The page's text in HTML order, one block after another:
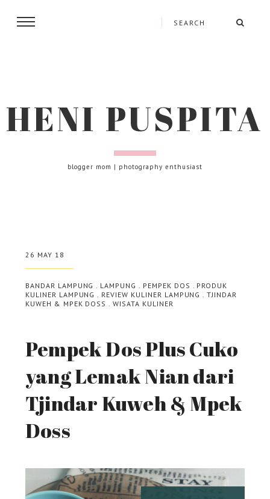
HENI PUSPITA
blogger mom | photography enthusiast
26 MAY 18
BANDAR LAMPUNG . LAMPUNG . PEMPEK DOS . PRODUK
KULINER LAMPUNG . REVIEW KULINER LAMPUNG .TJINDAR
KUWEH & MPEK DOSS .WISATA KULINER
Pempek Dos Plus Cuko
yang Lemak Nian dari
Tjindar Kuweh & Mpek
Doss